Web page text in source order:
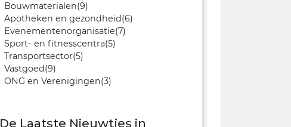
Bouwmaterialen(9)
Apotheken en gezondheid(6)
Evenementenorganisatie(7)
Sport- en fitnesscentra(5)
Transportsector(5)
Vastgoed(9)
ONG en Verenigingen(3)
De Laatste Nieuwtjes in